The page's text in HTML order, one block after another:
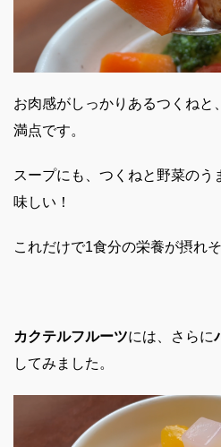
お肉感がしっかりあるつくねと、
満点です。
スープにも、つくねと野菜のう
味しい！
これだけで1食分の栄養が摂れそ
カクテルフルーツには、さらに
してみました。